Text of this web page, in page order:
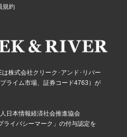
規約
株式会社クリーク･アンド･リバー
ライム市場、証券コード4763）が
日本情報経済社会推進協会
ライバシーマーク」の付与認定を